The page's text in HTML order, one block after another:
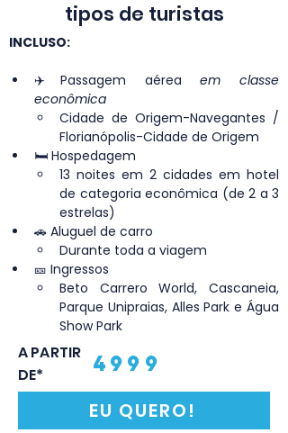
tipos de turistas
INCLUSO:
✈️Passagem aérea em classe
econômica
Cidade de Origem-Navegantes /
Florianópolis-Cidade de Origem
🛏️ Hospedagem
13 noites em 2 cidades em hotel
de categoria econômica (de 2 a 3
estrelas)
🚗 Aluguel de carro
Durante toda a viagem
🎫 Ingressos
Beto Carrero World, Cascaneia,
Parque Unipraias, Alles Park e Água
Show Park
A PARTIR
DE*
4999
EU QUERO!